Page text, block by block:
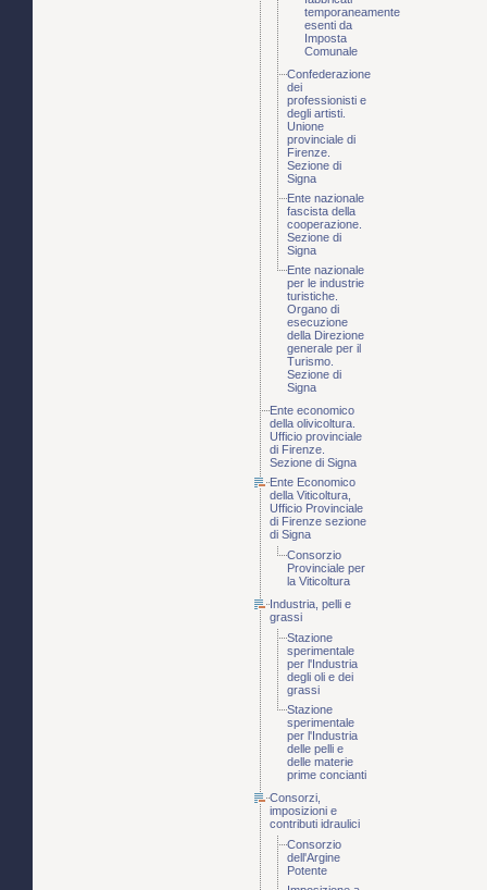
temporaneamente
esenti da
Imposta
Comunale
Confederazione
dei
professionisti e
degli artisti.
Unione
provinciale di
Firenze.
Sezione di
Signa
Ente nazionale
fascista della
cooperazione.
Sezione di
Signa
Ente nazionale
per le industrie
turistiche.
Organo di
esecuzione
della Direzione
generale per il
Turismo.
Sezione di
Signa
Ente economico
della olivicoltura.
Ufficio provinciale
di Firenze.
Sezione di Signa
Ente Economico
della Viticoltura,
Ufficio Provinciale
di Firenze sezione
di Signa
Consorzio
Provinciale per
la Viticoltura
Industria, pelli e
grassi
Stazione
sperimentale
per l'Industria
degli oli e dei
grassi
Stazione
sperimentale
per l'Industria
delle pelli e
delle materie
prime concianti
Consorzi,
imposizioni e
contributi idraulici
Consorzio
dell'Argine
Potente